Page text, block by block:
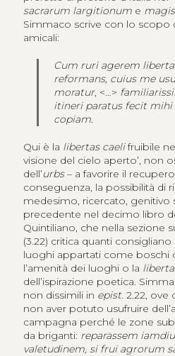
sacrarum largitionum e
Simmaco scrive con lo scopo
amicali:
Cum ruri agerem
reformans, cuius me
moratur, <…>
itineri paratus fecit mihi
copiam.
Qui è la libertas caelifruibile
visione del cielo aperto’, non
dell’urbs– a favorire il
conseguenza, la possibilità di
medesimo, ricercato, genitivo
precedente nel decimo libro
Quintiliano, che nella sezione
(3.22) critica quanti consigliano
luoghi appartati come boschi
l’amenità dei luoghi o la
dell’ispirazione poetica.
non dissimili in epist. 2.22, ove
non aver potuto usufruire
campagna perché le zone
da briganti: reparassem
valetudinem, si frui agrorum